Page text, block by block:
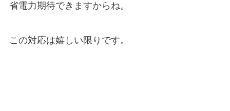
省電力期待できますからね。
この対応は嬉しい限りです。